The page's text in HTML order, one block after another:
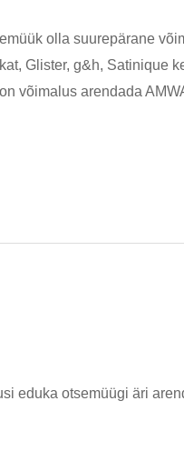
olla suurepärane
Glister, g&h, Satinique
võimalus arendada
eduka otsemüügi äri